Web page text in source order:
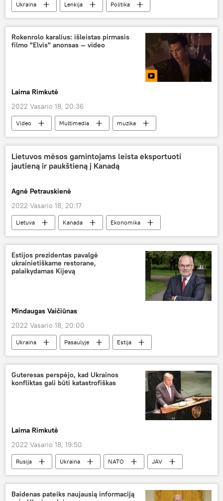
Ukraina Lenkija
Politika
Mateuszas Moraveckis
Rokenrolo karalius: išleistas pirmasis
filmo "Elvis" anonsas — video
Laima Rimkutė
2022 Vasario 18, 20:36
Video Multimedia
muzika
Pasinerk į kino pasaulį
kinas
Lietuvos mėsos gamintojams leista eksportuoti
jautieną ir paukštieną į Kanadą
Agnė Petrauskienė
2022 Vasario 18, 20:17
Lietuva Kanada
Ekonomika
eksportas
mėsos produktai
Estijos prezidentas pavalgė
ukrainietiškame restorane,
palaikydamas Kijevą
Mindaugas Vaičiūnas
2022 Vasario 18, 20:00
Ukraina Pasaulyje
Estija
Baltijos šalys
Guteresas perspėjo, kad Ukrainos
konfliktas gali būti katastrofiškas
Laima Rimkutė
2022 Vasario 18, 19:50
Rusija Ukraina NATO
JAV
Antonijus Guteresas
Pasaulyje
Baidenas pateiks naujausią informaciją